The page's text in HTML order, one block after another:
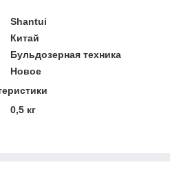
Shantui
Китай
Бульдозерная техника
Новое
0,5 кг